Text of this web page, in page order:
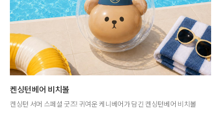
켄싱턴베어 비치볼
켄싱턴 서머 스페셜 굿즈! 귀여운 케니베어가 담긴 켄싱턴베어 비치볼